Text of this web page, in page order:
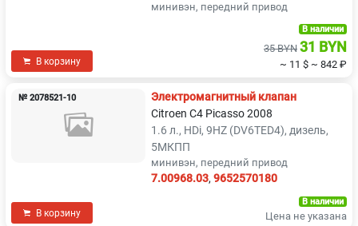
минивэн, передний привод
В корзину
В наличии
35 BYN 31 BYN
~ 11 $ ~ 842 ₽
№ 2078521-10
Электромагнитный клапан
Citroen C4 Picasso 2008
1.6 л., HDi, 9HZ (DV6TED4), дизель,
5МКПП
минивэн, передний привод
7.00968.03, 9652570180
В корзину
В наличии
Цена не указана